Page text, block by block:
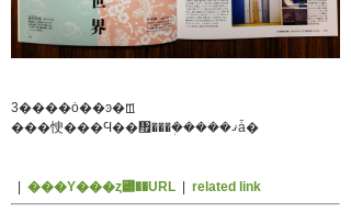
3����ȯ��ͽ�ꡪ
���㤤���Ϥ��᤯���ܲ�����ޤǡ�
| ���Υ���ȥ꡼��URL | related link